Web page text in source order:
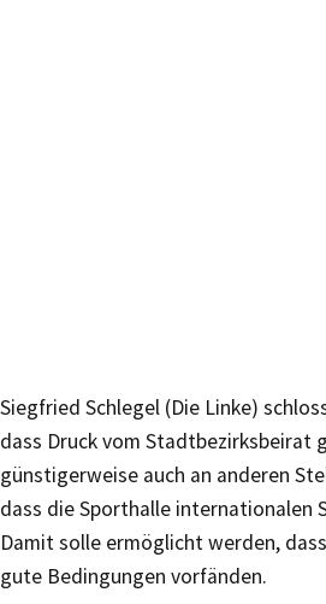
Siegfried Schlegel (Die Linke)
dass Druck vom Stadtbezirksbeirat
günstigerweise auch an anderen
dass die Sporthalle internationalen
Damit solle ermöglicht werden,
gute Bedingungen vorfänden.